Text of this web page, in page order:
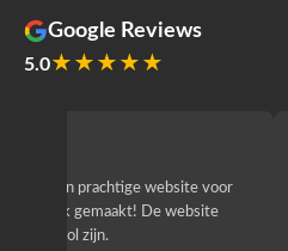
Google Reviews
5.0★★★★★
Wij zijn erg tevreden over de
werd goed meegedacht, snel
duidelijk gecommuniceerd.